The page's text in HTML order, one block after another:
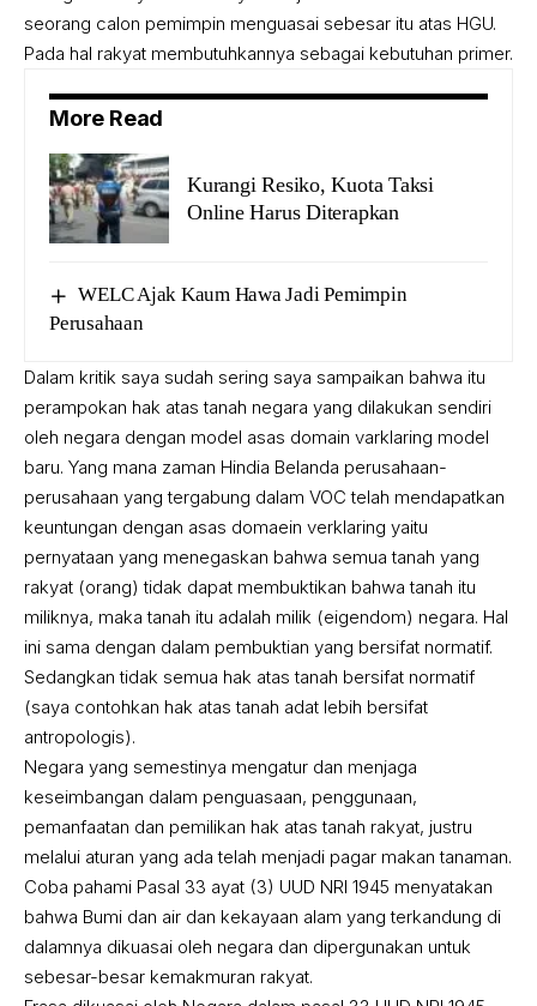
seorang calon pemimpin menguasai sebesar itu atas HGU.
Pada hal rakyat membutuhkannya sebagai kebutuhan primer.
More Read
Kurangi Resiko, Kuota Taksi
Online Harus Diterapkan
WELC Ajak Kaum Hawa Jadi Pemimpin
Perusahaan
Dalam kritik saya sudah sering saya sampaikan bahwa itu
perampokan hak atas tanah negara yang dilakukan sendiri
oleh negara dengan model asas domain varklaring model
baru. Yang mana zaman Hindia Belanda perusahaan-
perusahaan yang tergabung dalam VOC telah mendapatkan
keuntungan dengan asas domaein verklaring yaitu
pernyataan yang menegaskan bahwa semua tanah yang
rakyat (orang) tidak dapat membuktikan bahwa tanah itu
miliknya, maka tanah itu adalah milik (eigendom) negara. Hal
ini sama dengan dalam pembuktian yang bersifat normatif.
Sedangkan tidak semua hak atas tanah bersifat normatif
(saya contohkan hak atas tanah adat lebih bersifat
antropologis).
Negara yang semestinya mengatur dan menjaga
keseimbangan dalam penguasaan, penggunaan,
pemanfaatan dan pemilikan hak atas tanah rakyat, justru
melalui aturan yang ada telah menjadi pagar makan tanaman.
Coba pahami Pasal 33 ayat (3) UUD NRI 1945 menyatakan
bahwa Bumi dan air dan kekayaan alam yang terkandung di
dalamnya dikuasai oleh negara dan dipergunakan untuk
sebesar-besar kemakmuran rakyat.